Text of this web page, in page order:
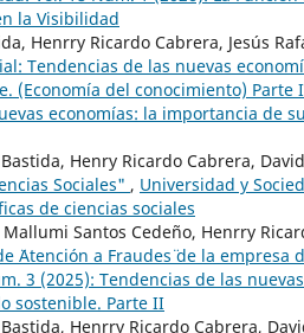
la Visibilidad
Henrry Ricardo Cabrera, Jesús
Tendencias de las nuevas
(Economía del conocimiento) Parte
economías: la importancia de
Henry Ricardo Cabrera,
Sociales" , Universidad y
de ciencias sociales
Mallumi Santos Cedeño, Henrry
¨Atención a Fraudes¨ de la
3 (2025): Tendencias de las
sostenible. Parte II
Henrry Ricardo Cabrera,